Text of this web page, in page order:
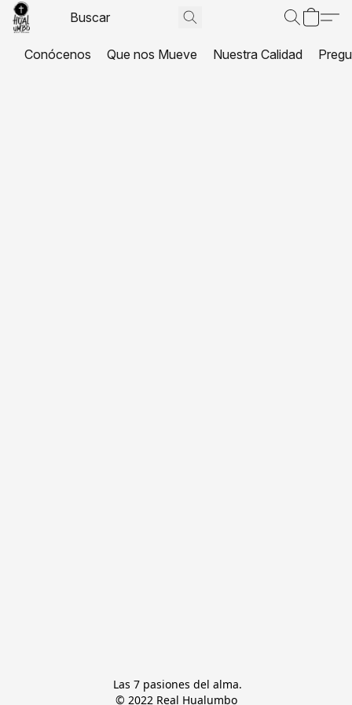
Conócenos Que nos Mueve Nuestra Calidad
© 2022 Real Hualumbo